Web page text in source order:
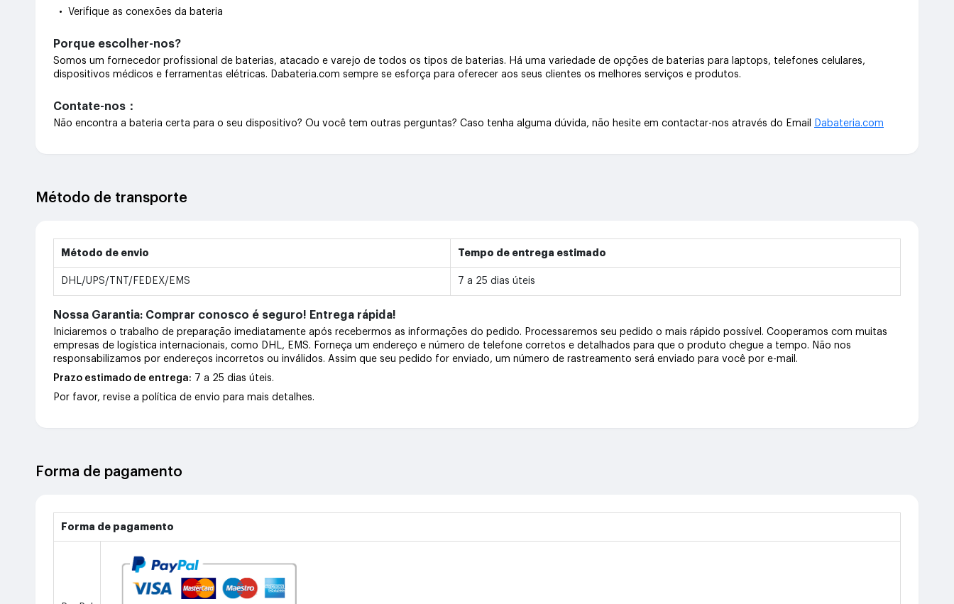
• Verifique as conexões da bateria
Porque escolher-nos?
Somos um fornecedor profissional de baterias, atacado e varejo de todos os tipos de baterias. Há uma variedade de opções de baterias para laptops, telefones celulares,
dispositivos médicos e ferramentas elétricas. Dabateria.com sempre se esforça para oferecer aos seus clientes os melhores serviços e produtos.
Contate-nos：
Não encontra a bateria certa para o seu dispositivo? Ou você tem outras perguntas? Caso tenha alguma dúvida, não hesite em contactar-nos através do Email Dabateria.com
Método de transporte
Método de envio Tempo de entrega estimado
DHL/UPS/TNT/FEDEX/EMS 7 a 25 dias úteis
Nossa Garantia: Comprar conosco é seguro! Entrega rápida!
Iniciaremos o trabalho de preparação imediatamente após recebermos as informações do pedido. Processaremos seu pedido o mais rápido possível. Cooperamos com muitas
empresas de logística internacionais, como DHL, EMS. Forneça um endereço e número de telefone corretos e detalhados para que o produto chegue a tempo. Não nos
responsabilizamos por endereços incorretos ou inválidos. Assim que seu pedido for enviado, um número de rastreamento será enviado para você por e-mail.
Prazo estimado de entrega: 7 a 25 dias úteis.
Por favor, revise a política de envio para mais detalhes.
Forma de pagamento
Forma de pagamento